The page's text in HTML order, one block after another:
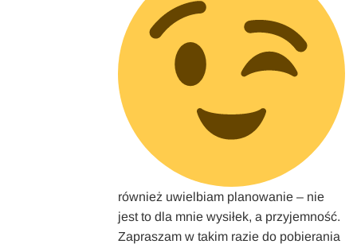
również uwielbiam planowanie – nie
jest to dla mnie wysiłek, a przyjemność.
Zapraszam w takim razie do pobierania